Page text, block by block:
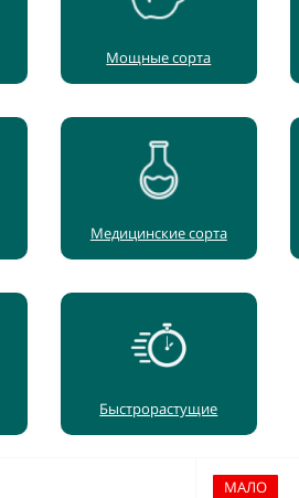
Мощные сорта
Медицинские сорта
Быстрорастущие
МАЛО